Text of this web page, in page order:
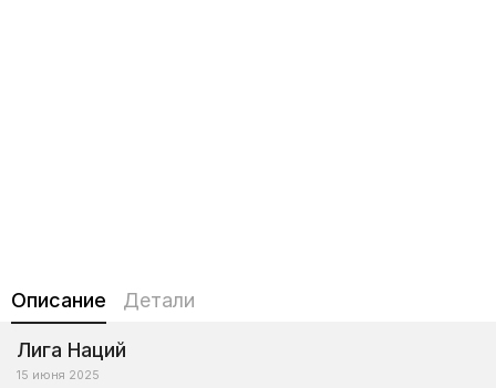
Описание Детали
Лига Наций
15 июня 2025